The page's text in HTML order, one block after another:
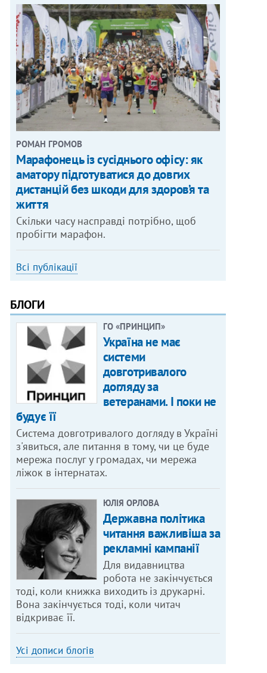
РОМАН ГРОМОВ
Марафонець із сусіднього офісу: як
аматору підготуватися до довгих
дистанцій без шкоди для здоров’я та
життя
Скільки часу насправді потрібно, щоб
пробігти марафон.
Всі публікації
БЛОГИ
ГО «ПРИНЦИП»
Україна не має
системи
довготривалого
догляду за
ветеранами. І поки не
будує її
Система довготривалого догляду в Україні
з'явиться, але питання в тому, чи це буде
мережа послуг у громадах, чи мережа
ліжок в інтернатах.
ЮЛІЯ ОРЛОВА
Державна політика
читання важливіша за
рекламні кампанії
Для видавництва
робота не закінчується
тоді, коли книжка виходить із друкарні.
Вона закінчується тоді, коли читач
відкриває її.
Усі дописи блогів